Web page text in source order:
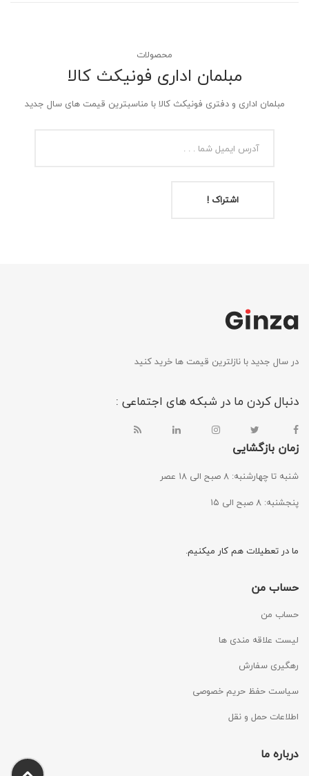
محصولات
مبلمان اداری فونیکث کالا
مبلمان اداری و دفتری فونیکث کالا با مناسبترین قیمت های سال جدید
اشتراک !
در سال جدید با نازلترین قیمت ها خرید کنید
دنبال کردن ما در شبکه های اجتماعی :
زمان بازگشایی
شنبه تا چهارشنبه: ۸ صبح الی ۱۸ عصر
پنجشنبه: ۸ صبح الی ۱۵
ما در تعطیلات هم کار میکنیم.
حساب من
حساب من
لیست علاقه مندی ها
رهگیری سفارش
سیاست حفظ حریم خصوصی
اطلاعات حمل و نقل
درباره ما